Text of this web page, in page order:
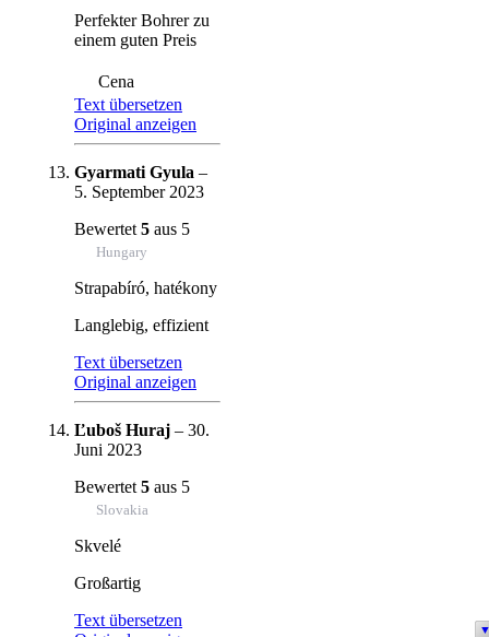
Perfekter Bohrer zu
einem guten Preis
Cena
Text übersetzen
Original anzeigen
Gyarmati Gyula –
5. September 2023
Bewertet 5 aus 5
Hungary
Strapabíró, hatékony
Langlebig, effizient
Text übersetzen
Original anzeigen
Ľuboš Huraj – 30.
Juni 2023
Bewertet 5 aus 5
Slovakia
Skvelé
Großartig
Text übersetzen